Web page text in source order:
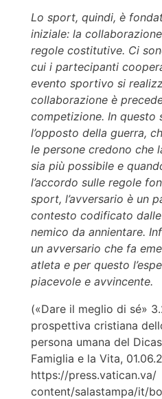
Lo sport, quindi, è
iniziale: la
regole costitutive. Ci
cui i partecipanti
evento sportivo si
collaborazione è
competizione. In questo
l’opposto della guerra,
le persone credono che
sia più possibile e
l’accordo sulle regole
sport, l’avversario è un
contesto codificato
nemico da annientare.
un avversario che fa
atleta e per questo
piacevole e avvincente.
(«Dare il meglio di sé»
prospettiva cristiana
persona umana del
Famiglia e la Vita,
https://press.vatican.va/
content/salastampa/it/